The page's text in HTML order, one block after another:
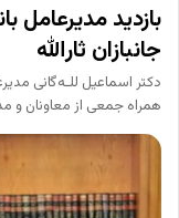
بازدید مدیرعامل
جانبازان ثارالله
دکتر اسماعیل للـه‌گانی
همراه جمعی از معاونان و